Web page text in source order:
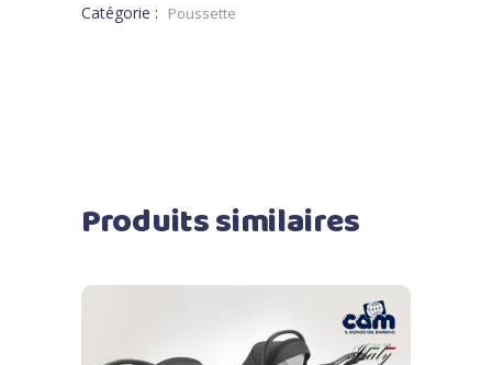
Catégorie : Poussette
Produits similaires